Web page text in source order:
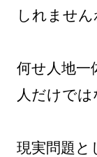
しれません
何せ人地一
人だけでは
現実問題と